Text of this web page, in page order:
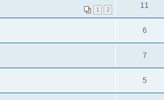
1 2 11
6
7
5